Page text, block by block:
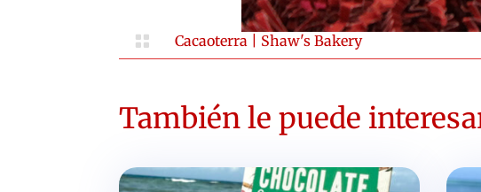
 Cacaoterra Shaw's Bakery
También le puede